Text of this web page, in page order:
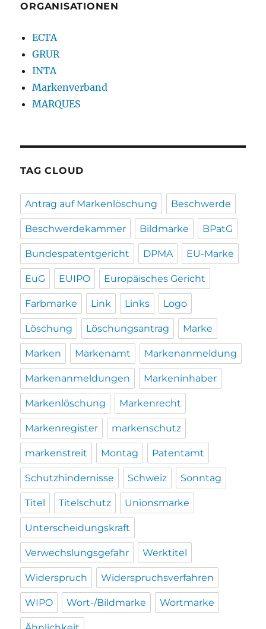
ORGANISATIONEN
ECTA
GRUR
INTA
Markenverband
MARQUES
TAG CLOUD
Antrag auf Markenlöschung Beschwerde
Beschwerdekammer Bildmarke BPatG
Bundespatentgericht DPMA EU-Marke
EuG EUIPO Europäisches Gericht
Farbmarke Link Links Logo
Löschung Löschungsantrag Marke
Marken Markenamt Markenanmeldung
Markenanmeldungen Markeninhaber
Markenlöschung Markenrecht
Markenregister markenschutz
markenstreit Montag Patentamt
Schutzhindernisse Schweiz Sonntag
Titel Titelschutz Unionsmarke
Unterscheidungskraft
Verwechslungsgefahr Werktitel
Widerspruch Widerspruchsverfahren
WIPO Wort-/Bildmarke Wortmarke